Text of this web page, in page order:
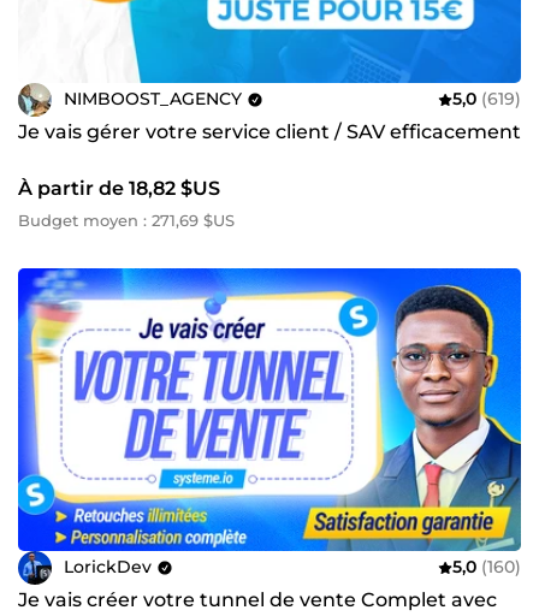
NIMBOOST_AGENCY 5,0 (619)
Je vais gérer votre service client / SAV efficacement
À partir de 18,82 $US
Budget moyen : 271,69 $US
LorickDev 5,0 (160)
Je vais créer votre tunnel de vente Complet avec